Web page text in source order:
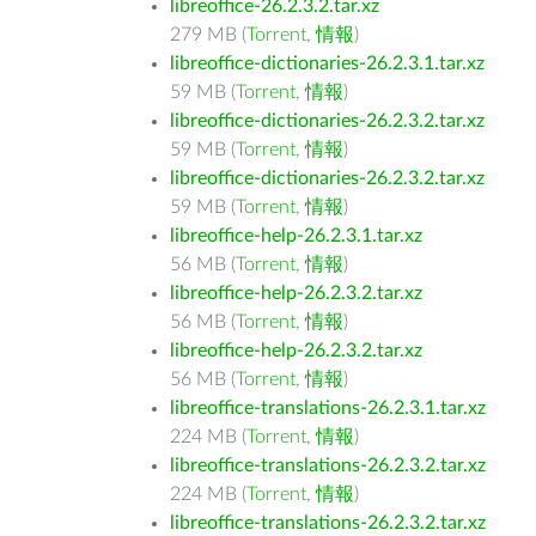
libreoffice-26.2.3.2.tar.xz
279 MB (Torrent,情報)
libreoffice-dictionaries-26.2.3.1.tar.xz
59 MB (Torrent,情報)
libreoffice-dictionaries-26.2.3.2.tar.xz
59 MB (Torrent,情報)
libreoffice-dictionaries-26.2.3.2.tar.xz
59 MB (Torrent,情報)
libreoffice-help-26.2.3.1.tar.xz
56 MB (Torrent,情報)
libreoffice-help-26.2.3.2.tar.xz
56 MB (Torrent,情報)
libreoffice-help-26.2.3.2.tar.xz
56 MB (Torrent,情報)
libreoffice-translations-26.2.3.1.tar.xz
224 MB (Torrent,情報)
libreoffice-translations-26.2.3.2.tar.xz
224 MB (Torrent,情報)
libreoffice-translations-26.2.3.2.tar.xz